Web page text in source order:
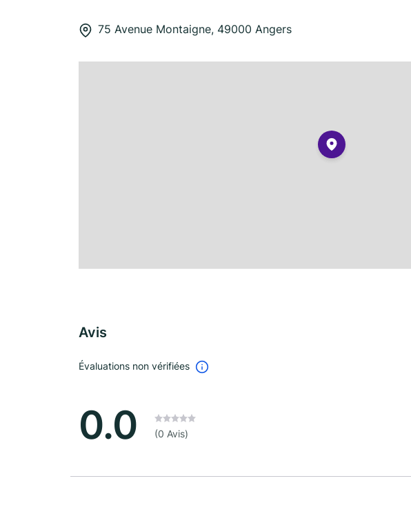
75 Avenue Montaigne, 49000 Angers
Avis
Évaluations non vérifiées
0.0 (0 Avis)